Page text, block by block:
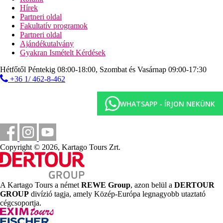
Ingyenes:
Hivatalos kategória
5 csillag
Jegyzet
A felsorolt szolgáltatások és tevékenységek körét és minőségét
befolyásolhatják az adott célállomáson végrehajtott higiéniai
vagy járványvédelmi intézkedések. A szálloda 18 éves kortól 0,5
€/nap (maximum 5 €/fő/tartózkodás) helyi ökoadót számít fel.
A szálloda érkezéskor kauciót kérhet.
Távolságok
100 m
Autóbuszpályaudvar
Golfpálya
10 km
Távolság a legközelebbi repülőtértől
Hírek
Partneri oldal
Fakultatív programok
Partneri oldal
Ajándékutalvány
Gyakran Ismételt Kérdések
Hétfőtől Péntekig 08:00-18:00, Szombat és Vasárnap 09:00-17:30
+36 1/ 462-8-462
WHATSAPP - ÍRJON NEKÜNK
Copyright © 2026, Kartago Tours Zrt.
A Kartago Tours a német REWE Group, azon belül a DERTOUR
GROUP divízió tagja, amely Közép-Európa legnagyobb utaztató
cégcsoportja.